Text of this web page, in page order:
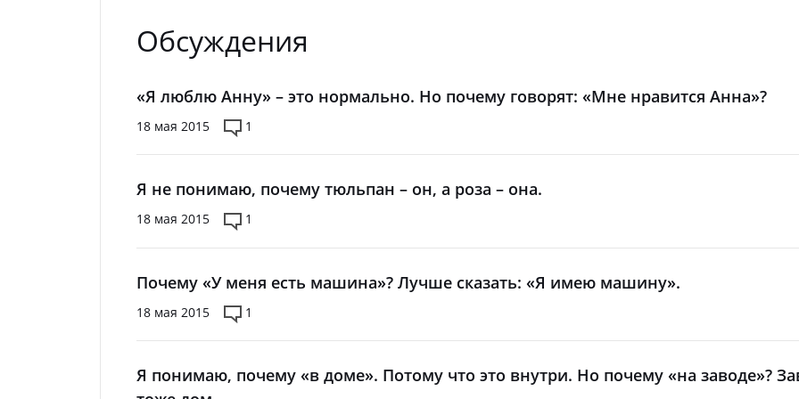
Обсуждения
«Я люблю Анну» – это нормально. Но почему говорят: «Мне нравится Анна»?
18 мая 2015 1
Я не понимаю, почему тюльпан – он, а роза – она.
18 мая 2015 1
Почему «У меня есть машина»? Лучше сказать: «Я имею машину».
18 мая 2015 1
Я понимаю, почему «в доме». Потому что это внутри. Но почему «на заводе»?